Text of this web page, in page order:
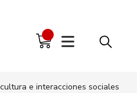
e interacciones sociales